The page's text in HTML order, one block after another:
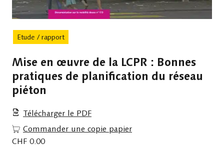
Etude / rapport
Mise en œuvre de la LCPR : Bonnes
pratiques de planification du réseau
piéton
Télécharger le PDF
Commander une copie papier
CHF 0.00